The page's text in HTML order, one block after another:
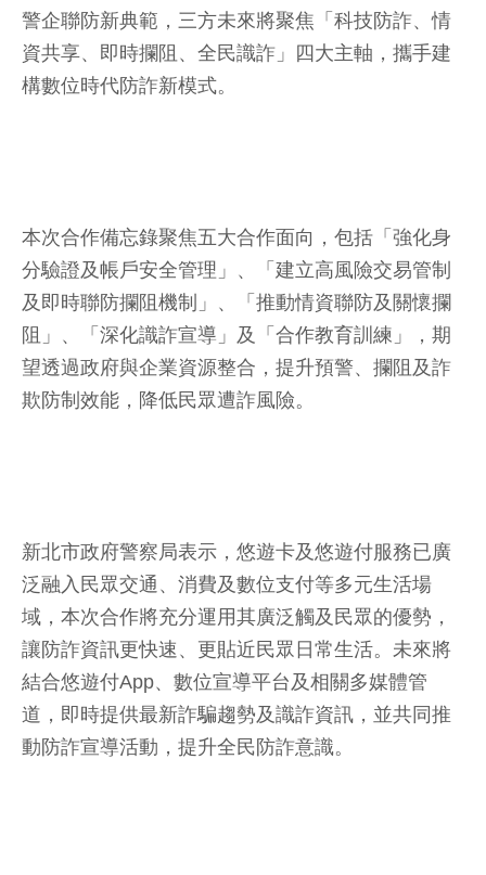
警企聯防新典範，三方未來將聚焦「科技防詐、情
資共享、即時攔阻、全民識詐」四大主軸，攜手建
構數位時代防詐新模式。
本次合作備忘錄聚焦五大合作面向，包括「強化身
分驗證及帳戶安全管理」、「建立高風險交易管制
及即時聯防攔阻機制」、「推動情資聯防及關懷攔
阻」、「深化識詐宣導」及「合作教育訓練」，期
望透過政府與企業資源整合，提升預警、攔阻及詐
欺防制效能，降低民眾遭詐風險。
新北市政府警察局表示，悠遊卡及悠遊付服務已廣
泛融入民眾交通、消費及數位支付等多元生活場
域，本次合作將充分運用其廣泛觸及民眾的優勢，
讓防詐資訊更快速、更貼近民眾日常生活。未來將
結合悠遊付App、數位宣導平台及相關多媒體管
道，即時提供最新詐騙趨勢及識詐資訊，並共同推
動防詐宣導活動，提升全民防詐意識。